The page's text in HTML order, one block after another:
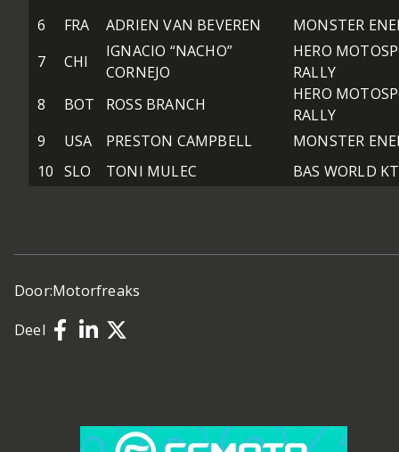
6
FRA ADRIEN VAN BEVEREN
MONSTER
7
CHI
IGNACIO “NACHO”
CORNEJO
HERO
RALLY
8
BOT ROSS BRANCH
HERO
RALLY
9
USA PRESTON CAMPBELL
MONSTER
10 SLO TONI MULEC BAS WORLD
Door:Motorfreaks
Deel